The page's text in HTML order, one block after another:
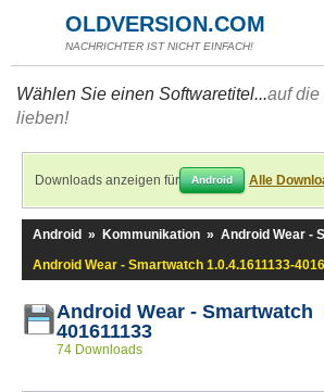
OLDVERSION.COM
NACHRICHTER IST NICHT EINFACH!
Wählen Sie einen Softwaretitel...auf die
lieben!
Downloads anzeigen für Android Alle
Android » Kommunikation » Android Wear -
Android Wear - Smartwatch 1.0.4.1611133-
Android Wear - Smartwatch
401611133
74 Downloads